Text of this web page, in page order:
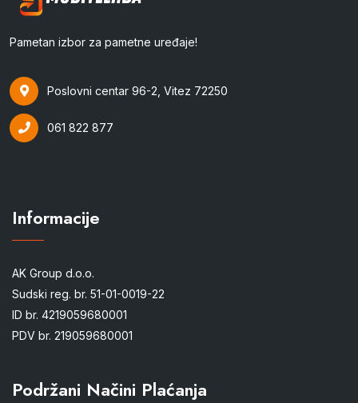
Pametan izbor za pametne uređaje!
Poslovni centar 96-2, Vitez 72250
061 822 877
Informacije
AK Group d.o.o.
Sudski reg. br. 51-01-0019-22
ID br. 4219059680001
PDV br. 219059680001
Podržani Načini Plaćanja